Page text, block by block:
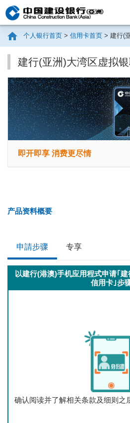
个人银行首页 > 信用卡首页 > 建行(
建行(亚洲)大湾区虚拟
即开即享 消费更尽情
产品资料概要
申請步骤 专享
以建行(港澳)手机应用程式申请｢
信用卡｣步
确认阅读并了解相关条款及细则之